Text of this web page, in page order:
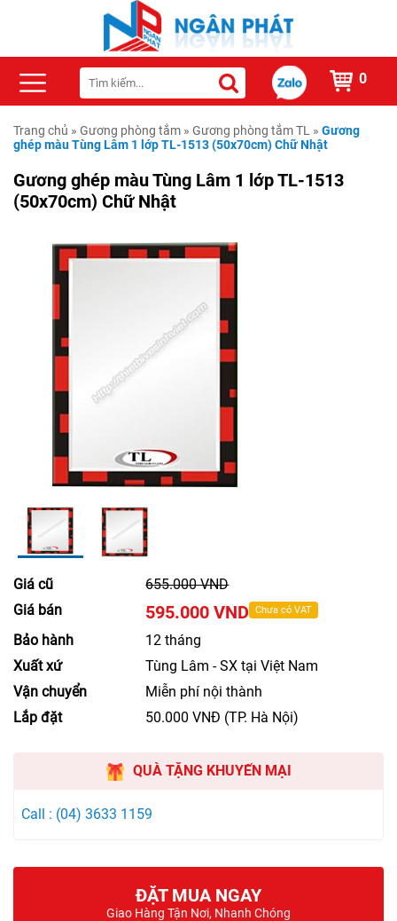
0
Trang chủ » Gương phòng tắm » Gương phòng tắm TL » Gương
ghép màu Tùng Lâm 1 lớp TL-1513 (50x70cm) Chữ Nhật
Gương ghép màu Tùng Lâm 1 lớp TL-1513
(50x70cm) Chữ Nhật
Giá cũ
655.000 VND
Giá bán
595.000 VND Chưa có VAT
Bảo hành
12 tháng
Xuất xứ
Tùng Lâm - SX tại Việt Nam
Vận chuyển
Miễn phí nội thành
Lắp đặt
50.000 VNĐ (TP. Hà Nội)
QUÀ TẶNG KHUYẾN MẠI
Call : (04) 3633 1159
ĐẶT MUA NGAY
Giao Hàng Tận Nơi, Nhanh Chóng